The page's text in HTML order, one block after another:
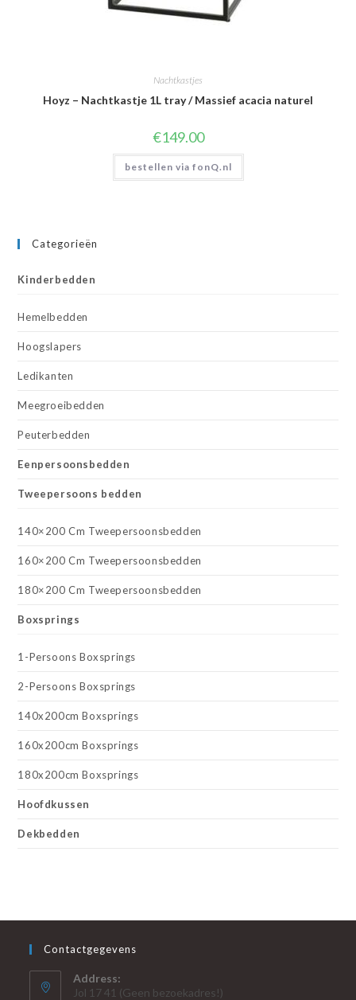
Nachtkastjes
Hoyz – Nachtkastje 1L tray / Massief acacia naturel
€149.00
bestellen via fonQ.nl
Categorieën
Kinderbedden
Hemelbedden
Hoogslapers
Ledikanten
Meegroeibedden
Peuterbedden
Eenpersoonsbedden
Tweepersoons bedden
140×200 Cm Tweepersoonsbedden
160×200 Cm Tweepersoonsbedden
180×200 Cm Tweepersoonsbedden
Boxsprings
1-Persoons Boxsprings
2-Persoons Boxsprings
140x200cm Boxsprings
160x200cm Boxsprings
180x200cm Boxsprings
Hoofdkussen
Dekbedden
Contactgegevens
Address:
Jol 17 41 (Geen bezoekadres!)